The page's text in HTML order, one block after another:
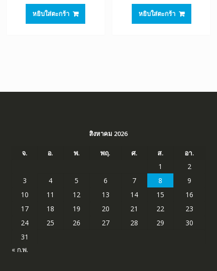
was:
฿1,520.00.
หยิบใส่ตะกร้า
was:
฿1,520.00.
หยิบใส่ตะกร้า
สิงหาคม 2026
จ. อ. พ. พฤ. ศ. ส.
อา.
1
2
3
4 5 6 7 8
9
10
11 12 13 14 15
16
17
18 19 20 21 22
23
24
25 26 27 28 29
30
31
« ก.พ.